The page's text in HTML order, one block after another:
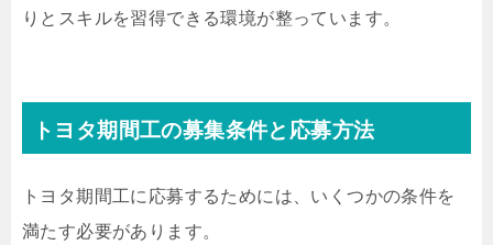
りとスキルを習得できる環境が整っています。
トヨタ期間工の募集条件と応募方法
トヨタ期間工に応募するためには、いくつかの条件を
満たす必要があります。